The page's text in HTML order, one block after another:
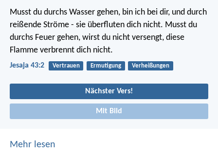
Musst du durchs Wasser gehen, bin ich bei dir, und durch
reißende Ströme - sie überfluten dich nicht. Musst du
durchs Feuer gehen, wirst du nicht versengt, diese
Flamme verbrennt dich nicht.
Jesaja 43:2 Vertrauen Ermutigung Verheißungen
Nächster Vers!
Mit Bild
Mehr lesen